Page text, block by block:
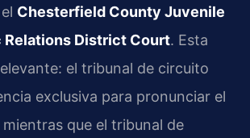
Chesterfield County Juvenile
Relations District Court. Esta
el tribunal de circuito
exclusiva para pronunciar el
que el tribunal de